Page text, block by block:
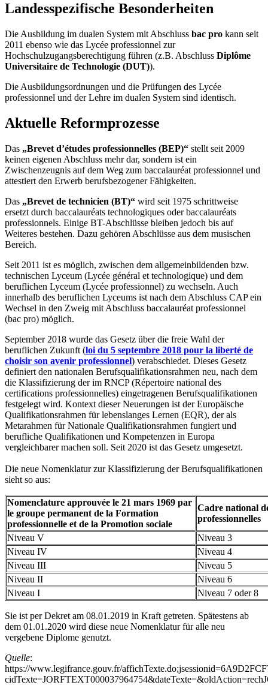
Landesspezifische Besonderheiten
Die Ausbildung im dualen System mit Abschluss bac pro kann seit
2011 ebenso wie das Lycée professionnel zur
Hochschulzugangsberechtigung führen (z.B. Abschluss Diplôme
Universitaire de Technologie (DUT)).
Die Ausbildungsordnungen und die Prüfungen des Lycée
professionnel und der Lehre im dualen System sind identisch.
Aktuelle Reformprozesse
Das „Brevet d’études professionnelles (BEP)“ stellt seit 2009
keinen eigenen Abschluss mehr dar, sondern ist ein
Zwischenzeugnis auf dem Weg zum baccalauréat professionnel und
attestiert den Erwerb berufsbezogener Fähigkeiten.
Das „Brevet de technicien (BT)“ wird seit 1975 schrittweise
ersetzt durch baccalauréats technologiques oder baccalauréats
professionnels. Einige BT-Abschlüsse bleiben jedoch bis auf
Weiteres bestehen. Dazu gehören Abschlüsse aus dem musischen
Bereich.
Seit 2011 ist es möglich, zwischen dem allgemeinbildenden bzw.
technischen Lyceum (Lycée général et technologique) und dem
beruflichen Lyceum (Lycée professionnel) zu wechseln. Auch
innerhalb des beruflichen Lyceums ist nach dem Abschluss CAP ein
Wechsel in den Zweig mit Abschluss baccalauréat professionnel
(bac pro) möglich.
September 2018 wurde das Gesetz über die freie Wahl der
beruflichen Zukunft (loi du 5 septembre 2018 pour la liberté de
choisir son avenir professionnel) verabschiedet. Dieses Gesetz
definiert den nationalen Berufsqualifikationsrahmen neu, nach dem
die Klassifizierung der im RNCP (Répertoire national des
certifications professionnelles) eingetragenen Berufsqualifikationen
festgelegt wird. Kontext dieser Neuerungen ist der Europäische
Qualifikationsrahmen für lebenslanges Lernen (EQR), der als
Metarahmen für Nationale Qualifikationsrahmen fungiert und
berufliche Qualifikationen und Kompetenzen in Europa
vergleichbarer machen soll. Seit 2020 ist das Gesetz umgesetzt.
Die neue Nomenklatur zur Klassifizierung der Berufsqualifikationen
sieht so aus:
Nomenclature approuvée le 21 mars 1969 par
le groupe permanent de la Formation
professionnelle et de la Promotion sociale
Cadre national
professionnelles
Niveau V
Niveau 3
Niveau IV
Niveau 4
Niveau III
Niveau 5
Niveau II
Niveau 6
Niveau I
Niveau 7 oder 8
Sie ist per Dekret am 08.01.2019 in Kraft getreten. Spätestens ab
dem 01.01.2020 wird diese neue Nomenklatur für alle neu
vergebene Diplome genutzt.
Quelle:
https://www.legifrance.gouv.fr/